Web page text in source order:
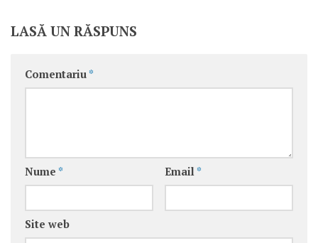
LASĂ UN RĂSPUNS
Comentariu *
Nume * Email *
Site web